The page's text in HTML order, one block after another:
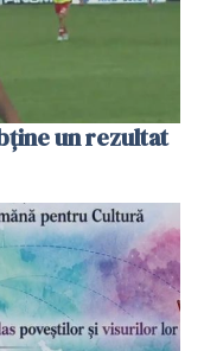
un rezultat